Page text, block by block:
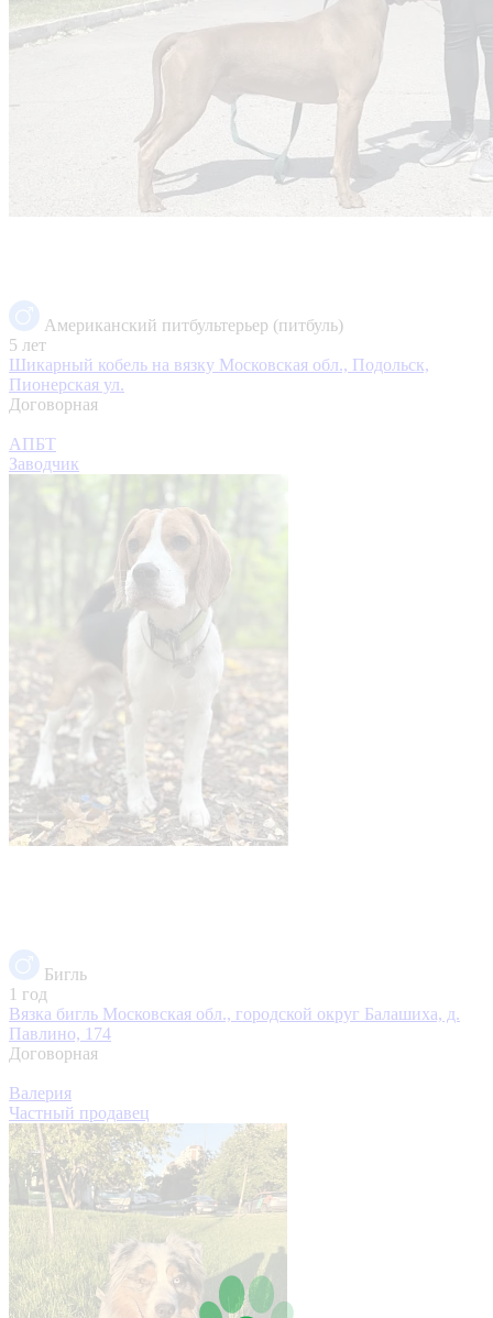
Американский питбультерьер (питбуль)
5 лет
Шикарный кобель на вязку Московская обл., Подольск,
Пионерская ул.
Договорная
АПБТ
Заводчик
Бигль
1 год
Вязка бигль Московская обл., городской округ Балашиха, д.
Павлино, 174
Договорная
Валерия
Частный продавец